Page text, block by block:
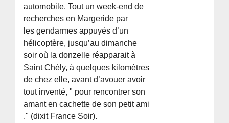
automobile. Tout un week-end de
recherches en Margeride par
les gendarmes appuyés d’un
hélicoptère, jusqu’au dimanche
soir où la donzelle réapparait à
Saint Chély, à quelques kilomètres
de chez elle, avant d’avouer avoir
tout inventé, " pour rencontrer son
amant en cachette de son petit ami
." (dixit France Soir).